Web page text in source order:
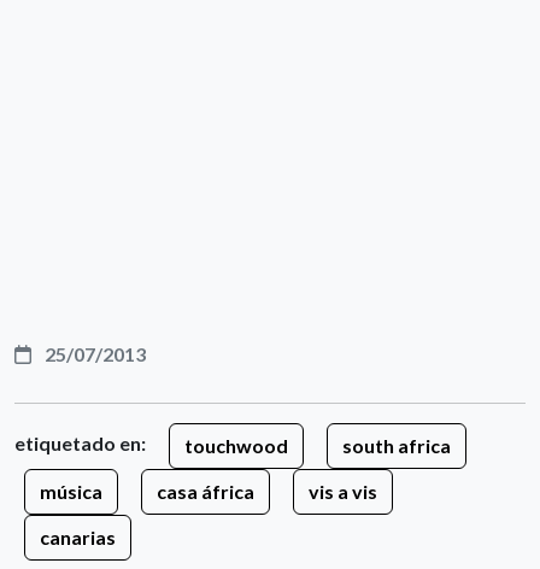
25/07/2013
etiquetado en: touchwood
south africa
música
casa áfrica
vis a vis
canarias